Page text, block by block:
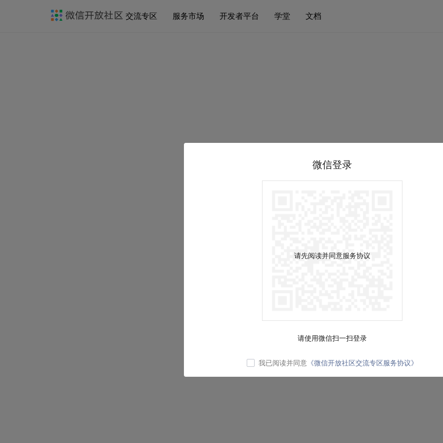
交流专区 服务市场 开发者平台 学堂 文档
微信登录
请先阅读并同意服务协议
请使用微信扫一扫登录
我已阅读并同意 《微信开放社区交流专区服务协议》